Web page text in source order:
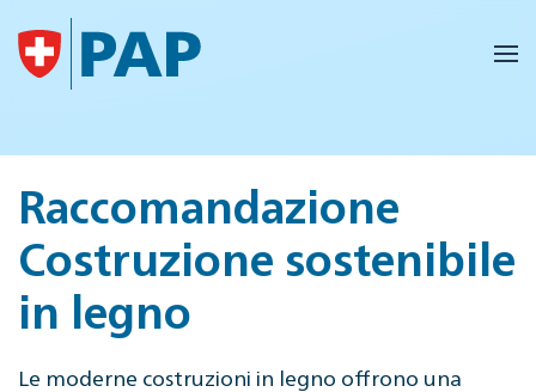
Skip to main content
Raccomandazione
Costruzione sostenibile
in legno
Le moderne costruzioni in legno offrono una